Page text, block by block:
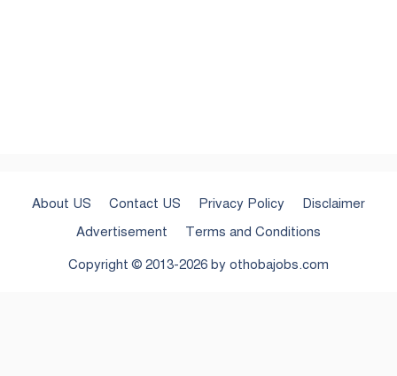
About US Contact US Privacy Policy
Disclaimer
Advertisement
Terms and Conditions
Copyright © 2013-2026 by othobajobs.com